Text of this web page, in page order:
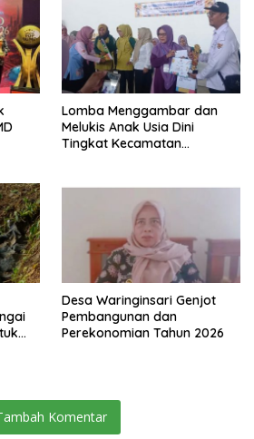
Lomba Menggambar dan
Melukis Anak Usia Dini
Tingkat Kecamatan
Desa Waringinsari Genjot
Pembangunan dan
Perekonomian Tahun 2026
Komentar